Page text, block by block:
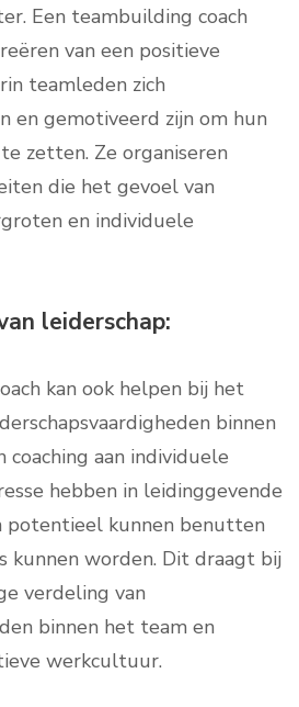
Een teambuilding coach
van een positieve
teamleden zich
en gemotiveerd zijn om hun
zetten. Ze organiseren
die het gevoel van
en individuele
leiderschap:
kan ook helpen bij het
binnen
coaching aan individuele
hebben in leidinggevende
potentieel kunnen benutten
kunnen worden. Dit draagt bij
verdeling van
binnen het team en
werkcultuur.